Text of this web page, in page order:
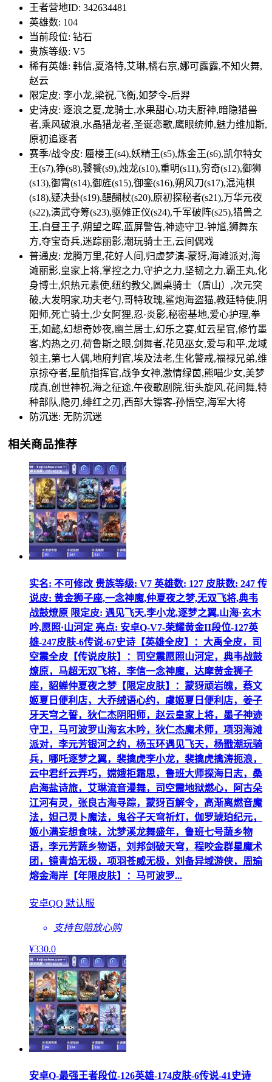
王者营地ID: 342634481
英雄数: 104
当前段位: 钻石
贵族等级: V5
稀有英雄: 韩信,夏洛特,艾琳,橘右京,娜可露露,不知火舞,
赵云
限定皮: 李小龙,梁祝,飞衡,如梦令-后羿
史诗皮: 逐浪之夏,龙骑士,水果甜心,功夫厨神,暗隐猎兽
者,乘风破浪,水晶猎龙者,圣诞恋歌,鹰眼统帅,魅力维加斯,
原初追逐者
赛季/战令皮: 蜃楼王(s4),妖精王(s5),炼金王(s6),凯尔特女
王(s7),狰(s8),饕餮(s9),烛龙(s10),重明(s11),穷奇(s12),御狮
(s13),御霄(s14),御旌(s15),御銮(s16),朔风刀(s17),混沌棋
(s18),疑决卦(s19),醍醐杖(s20),原初探秘者(s21),万华元夜
(s22),演武夺筹(s23),驱傩正仪(s24),千军破阵(s25),猎兽之
王,白昼王子,朔望之晖,蓝屏警告,神迹守卫-钟馗,狮舞东
方,夺宝奇兵,迷踪丽影,潮玩骑士王,云间偶戏
普通皮: 龙腾万里,花好人间,归虚梦演-蒙犽,海滩派对,海
滩丽影,皇家上将,掌控之力,守护之力,坚韧之力,霸王丸,化
身博士,炽热元素使,纽约教父,圆桌骑士（盾山）,次元突
破,大发明家,功夫老勺,哥特玫瑰,鲨炮海盗猫,教廷特使,阴
阳师,死亡骑士,少女阿狸,忍·炎影,秘密基地,爱心护理,拳
王,如懿,幻想奇妙夜,幽兰居士,幻乐之宴,虹云星官,修竹墨
客,灼热之刃,荷鲁斯之眼,剑舞者,花见巫女,爱与和平,龙域
领主,第七人偶,地府判官,埃及法老,生化警戒,福禄兄弟,维
京掠夺者,星航指挥官,战争女神,激情绿茵,熊喵少女,美梦
成真,创世神祝,海之征途,午夜歌剧院,街头旋风,花间舞,特
种部队,隐刃,绯红之刃,西部大镖客-孙悟空,海军大将
防沉迷: 无防沉迷
相关商品推荐
实名: 不可修改 贵族等级: V7 英雄数: 127 皮肤数: 247 传
说皮: 黄金狮子座,一念神魔,仲夏夜之梦,无双飞将,典韦
战鼓燎原 限定皮: 遇见飞天,李小龙,逐梦之翼,山海·玄木
吟,愿照·山河定 亮点: 安卓Q-V7-荣耀黄金II段位-127英
雄-247皮肤-6传说-67史诗【英雄全皮】：大禹全皮，司
空震全皮【传说皮肤】：司空震愿照山河定，典韦战鼓
燎原，马超无双飞将，李信一念神魔，达摩黄金狮子
座，貂蝉仲夏夜之梦【限定皮肤】：蒙犽顽岩魄，蔡文
姬夏日便利店，大乔绒语心约，虞姬夏日便利店，姜子
牙天穹之誓，狄仁杰阴阳师，赵云皇家上将，墨子神迹
守卫，马可波罗山海玄木吟，狄仁杰魔术师，项羽海滩
派对，李元芳银河之约，杨玉环遇见飞天，杨戬潮玩骑
兵，哪吒逐梦之翼，裴擒虎李小龙，裴擒虎擒涛扼浪，
云中君纤云弄巧，嫦娥拒霜思，鲁班大师探海日志，桑
启海盐诗旅，艾琳流音漫舞，司空震地狱燃心，阿古朵
江河有灵，张良古海寻踪，蒙犽百解令，高渐离燃音魔
法，妲己灵卜魔法，鬼谷子天穹祈灯，伽罗琥珀纪元，
姬小满妄想食味，沈梦溪龙舞盛年，鲁班七号蔬乡物
语，李元芳蔬乡物语，刘邦剑破天穹，程咬金群星魔术
团，镜青焰无极，项羽苍威无极，刘备异域游侠，周瑜
熔金海岸【年限皮肤】：马可波罗...
安卓QQ 默认服
支持包赔放心购
¥330.0
安卓Q-最强王者段位-126英雄-174皮肤-6传说-41史诗